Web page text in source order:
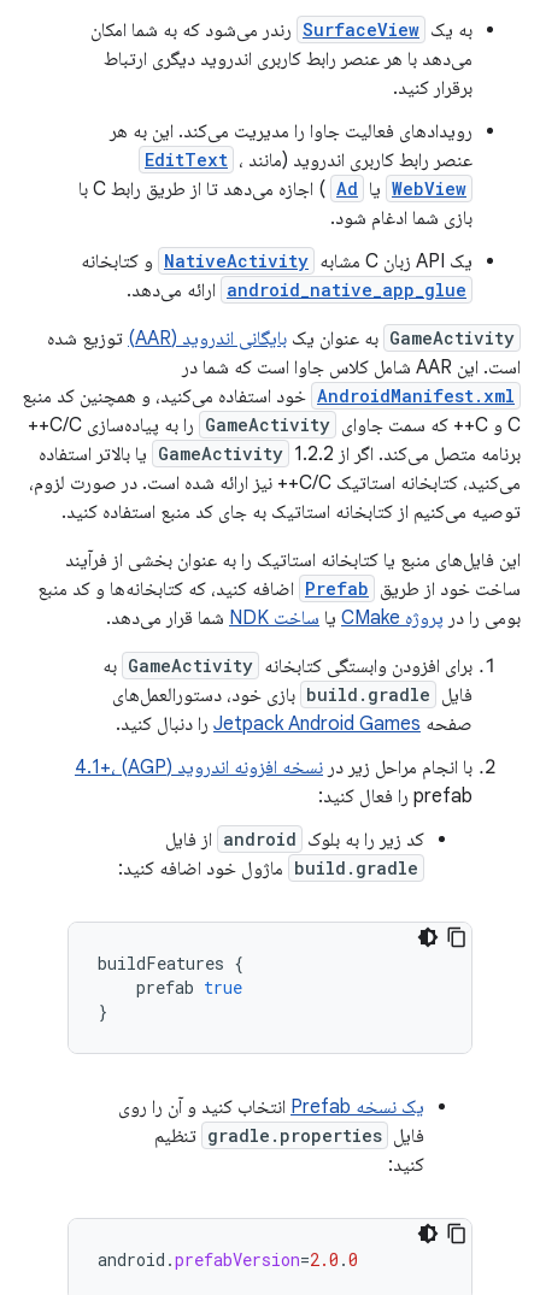
به یک SurfaceView رندر می‌شود که به شما امکان
می‌دهد با هر عنصر رابط کاربری اندروید دیگری ارتباط
برقرار کنید.
رویدادهای فعالیت جاوا را مدیریت می‌کند. این به هر
عنصر رابط کاربری اندروید (مانند
EditText ،
WebView یا Ad
) اجازه می‌دهد تا از طریق رابط C با
بازی شما ادغام شود.
یک API زبان C مشابه
NativeActivity و کتابخانه
android_native_app_glue ارائه می‌دهد.
GameActivity به عنوان یک بایگانی اندروید (AAR)
توزیع شده
است. این AAR شامل کلاس جاوا است که شما در
AndroidManifest.xml خود استفاده می‌کنید، و همچنین کد منبع
C و C++ که سمت جاوای
GameActivity
را به پیاده‌سازی C/C++
برنامه متصل می‌کند. اگر از
GameActivity 1.2.2 یا بالاتر استفاده
می‌کنید، کتابخانه استاتیک C/C++ نیز ارائه شده است. در صورت لزوم،
توصیه می‌کنیم از کتابخانه استاتیک به جای کد منبع استفاده کنید.
این فایل‌های منبع یا کتابخانه استاتیک را به عنوان بخشی از فرآیند
ساخت خود از طریق Prefab اضافه کنید، که کتابخانه‌ها و کد منبع
بومی را در پروژه CMake یا ساخت NDK
شما قرار می‌دهد.
برای افزودن وابستگی کتابخانه GameActivity به
فایل build.gradle بازی خود، دستورالعمل‌های
صفحه Jetpack Android Games را دنبال کنید.
با انجام مراحل زیر در نسخه افزونه اندروید (AGP) 4.1+،
prefab را فعال کنید:
کد زیر را به بلوک android از فایل
build.gradle ماژول خود اضافه کنید:
buildFeatures {
prefab true
}
یک نسخه Prefab
انتخاب کنید و آن را روی
فایل gradle.properties تنظیم
کنید:
android .prefabVersion=2.0 .0